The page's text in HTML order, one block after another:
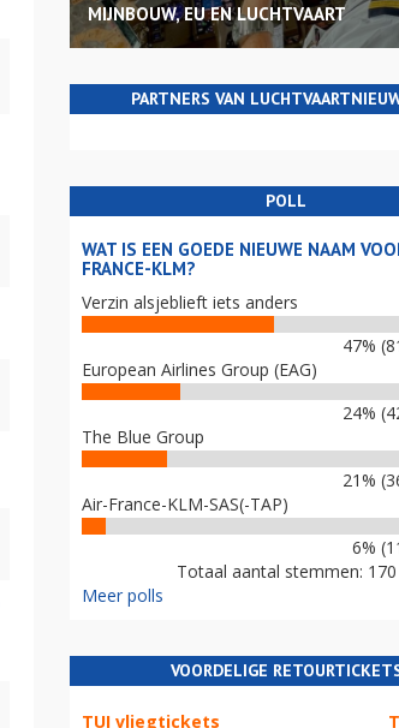
MIJNBOUW, EU EN LUCHTVAART
PARTNERS VAN
POLL
WAT IS EEN GOEDE NIEUWE NAAM
FRANCE-KLM?
Verzin alsjeblieft iets anders
47%
European Airlines Group (EAG)
24%
The Blue Group
21%
Air-France-KLM-SAS(-TAP)
6%
Totaal aantal stemmen: 170
Meer polls
VOORDELIGE
TUI vliegtickets